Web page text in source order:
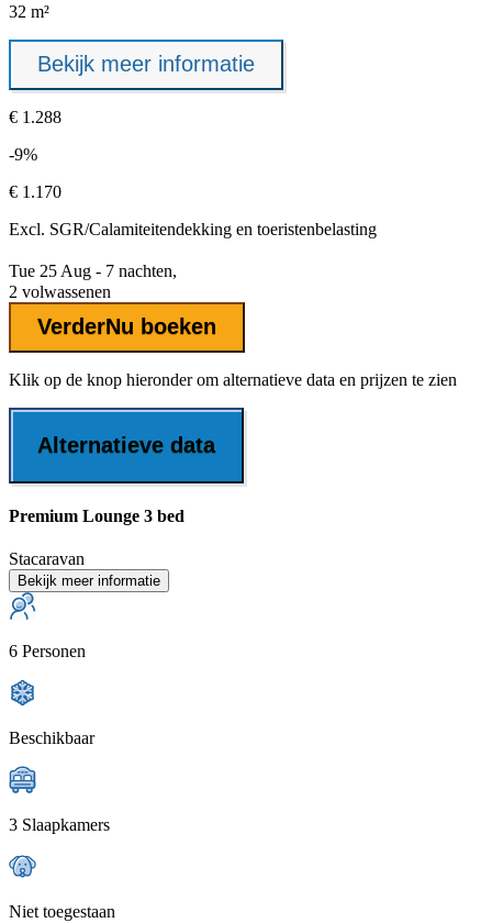
32 m²
Bekijk meer informatie
€ 1.288
-9%
€ 1.170
Excl. SGR/Calamiteitendekking en toeristenbelasting
Tue 25 Aug - 7 nachten,
2 volwassenen
VerderNu boeken
Klik op de knop hieronder om alternatieve data en prijzen te zien
Alternatieve data
Premium Lounge 3 bed
Stacaravan
Bekijk meer informatie
6 Personen
Beschikbaar
3 Slaapkamers
Niet toegestaan